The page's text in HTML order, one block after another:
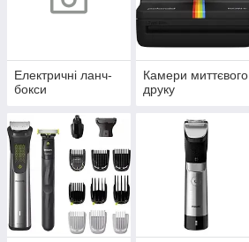
Електричні ланч-
бокси
Камери миттєвого
друку